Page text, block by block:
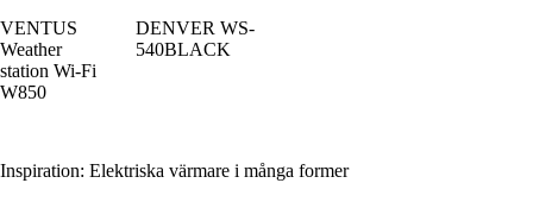
VENTUS
Weather
station Wi-Fi
W850
DENVER WS-
540BLACK
Inspiration: Elektriska värmare i många former